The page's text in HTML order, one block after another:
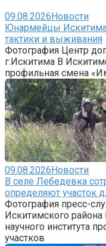
09.08.2026Новости
Юнармейцы Искитима
тактики и выживания
Фотография Центр
г.Искитима В
профильная смена
09.08.2026Новости
В селе Лебедевка
определяют участок
Фотография пресс-
Искитимского
научного института
участков